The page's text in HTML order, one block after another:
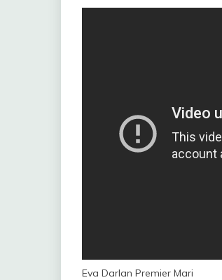
Eva Darlan Premier Mari